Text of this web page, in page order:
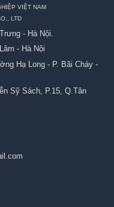
VIỆT NAM
LTD
- Hà Nội.
- Hà Nội
Hạ Long - P. Bãi Cháy -
Sỹ Sách, P.15, Q.Tân